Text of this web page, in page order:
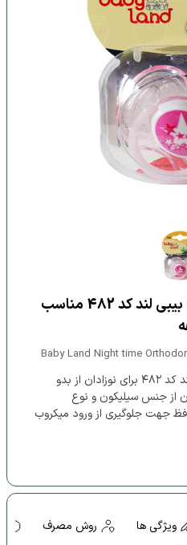
پستانک ارتودنسی شب تاب بیبی لند کد 482 مناسب
Baby Land Night time
پستانک ارتودنسی شب تاب بیبی لند کد ۴۸۲ برای نوزادان از بدو
آن از جنس سیلیکون و نوع
جهت جلوگیری از ورود میکروب
ویژگی ها روش مصرف